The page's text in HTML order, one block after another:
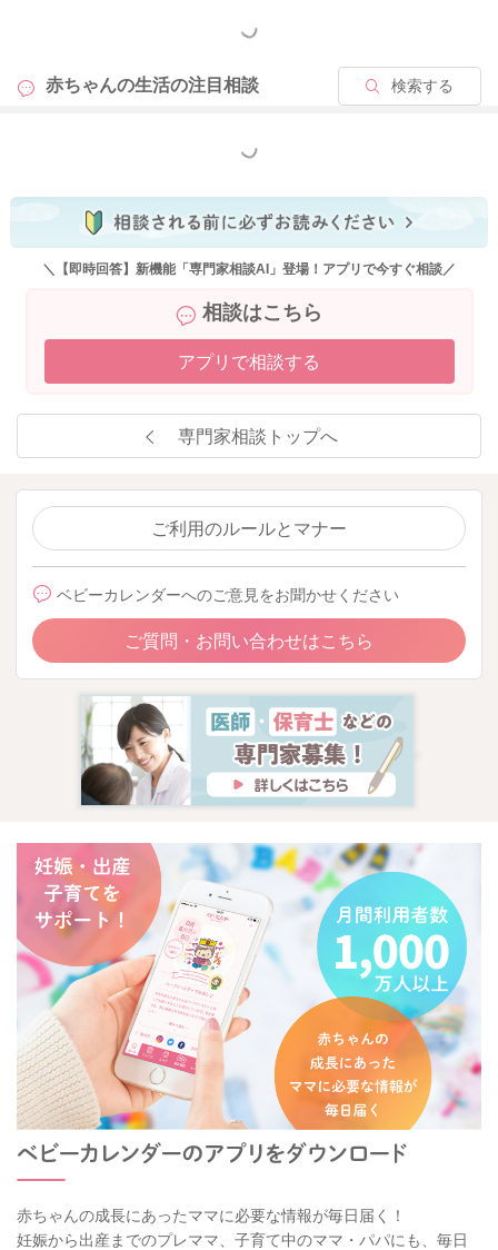
もっと見る
赤ちゃんの生活の注目相談 検索する
もっと見る
＼【即時回答】新機能「専門家相談AI」登場！アプリで今すぐ相談／
相談はこちら
アプリで相談する
専門家相談トップへ
ご利用のルールとマナー
ベビーカレンダーへのご意見をお聞かせください
ご質問・お問い合わせはこちら
赤ちゃんの成長にあったママに必要な情報が毎日届く！
妊娠から出産までのプレママ、子育て中のママ・パパにも、毎日